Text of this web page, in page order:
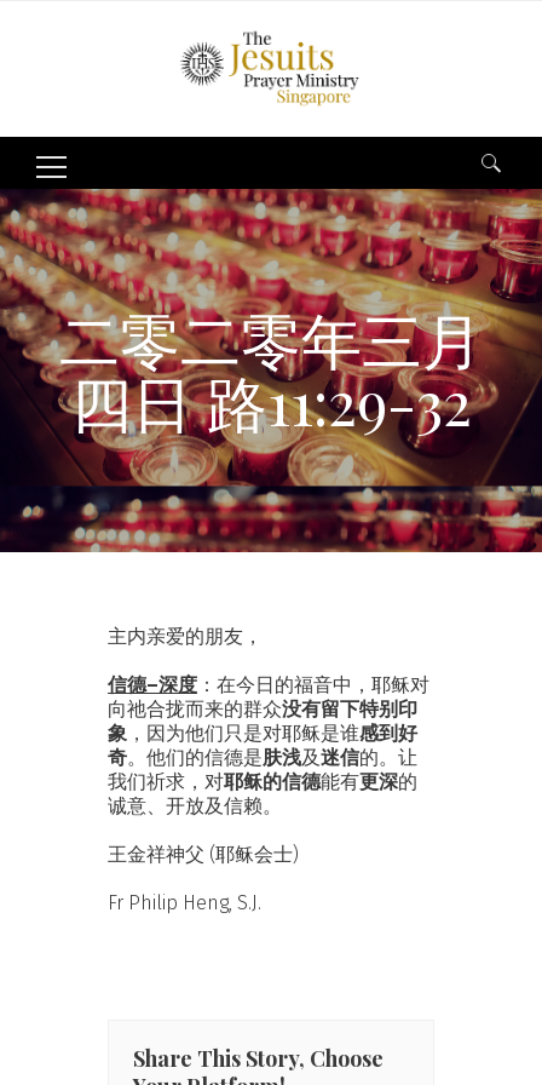
Search
for:
二零二零年三月
四日 路11:29-32
主内亲爱的朋友，
信德–深度 ：在今日的福音中，耶稣对
向祂合拢而来的群众没有留下特别印
象 ，因为他们只是对耶稣是谁感到好
奇。他们的信德是肤浅及迷信的。让
我们祈求，对耶稣的信德能有更深的
诚意、开放及信赖。
王金祥神父 (耶稣会士)
Fr Philip Heng, S.J.
Share This Story, Choose